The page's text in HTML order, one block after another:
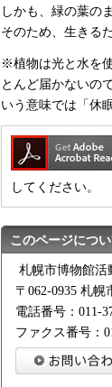
しかも、緑の葉の
そのため、生きる
※植物は光と水を
とんど届かないの
いう意味では「休
してください。
このページにつ
札幌市博物館活
〒062-0935 札
電話番号：011-
ファクス番号：